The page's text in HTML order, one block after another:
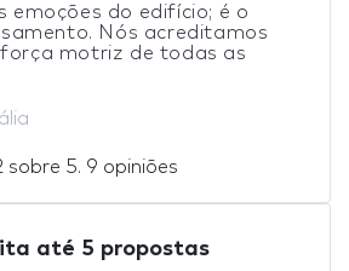
emoções do edifício; é o
Nós acreditamos
força motriz de todas as
sobre 5. 9 opiniões
até 5 propostas